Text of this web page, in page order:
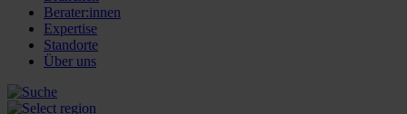
Berater:innen
Expertise
Standorte
Über uns